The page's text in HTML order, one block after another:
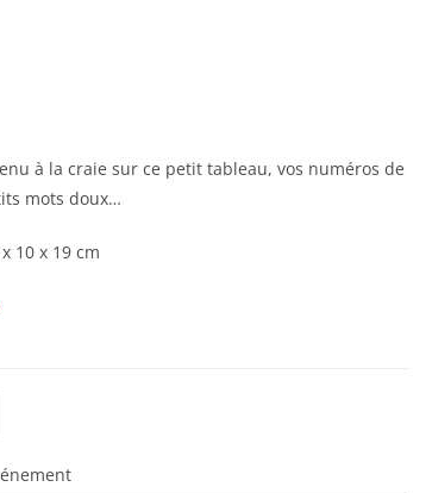
à la craie sur ce petit tableau, vos numéros de
mots doux…
10 x 19 cm